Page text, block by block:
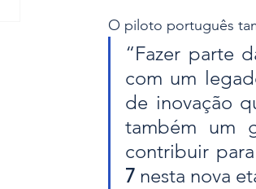
O piloto português
“Fazer parte
com um
de inovação
também um
contribuir
7 nesta nova